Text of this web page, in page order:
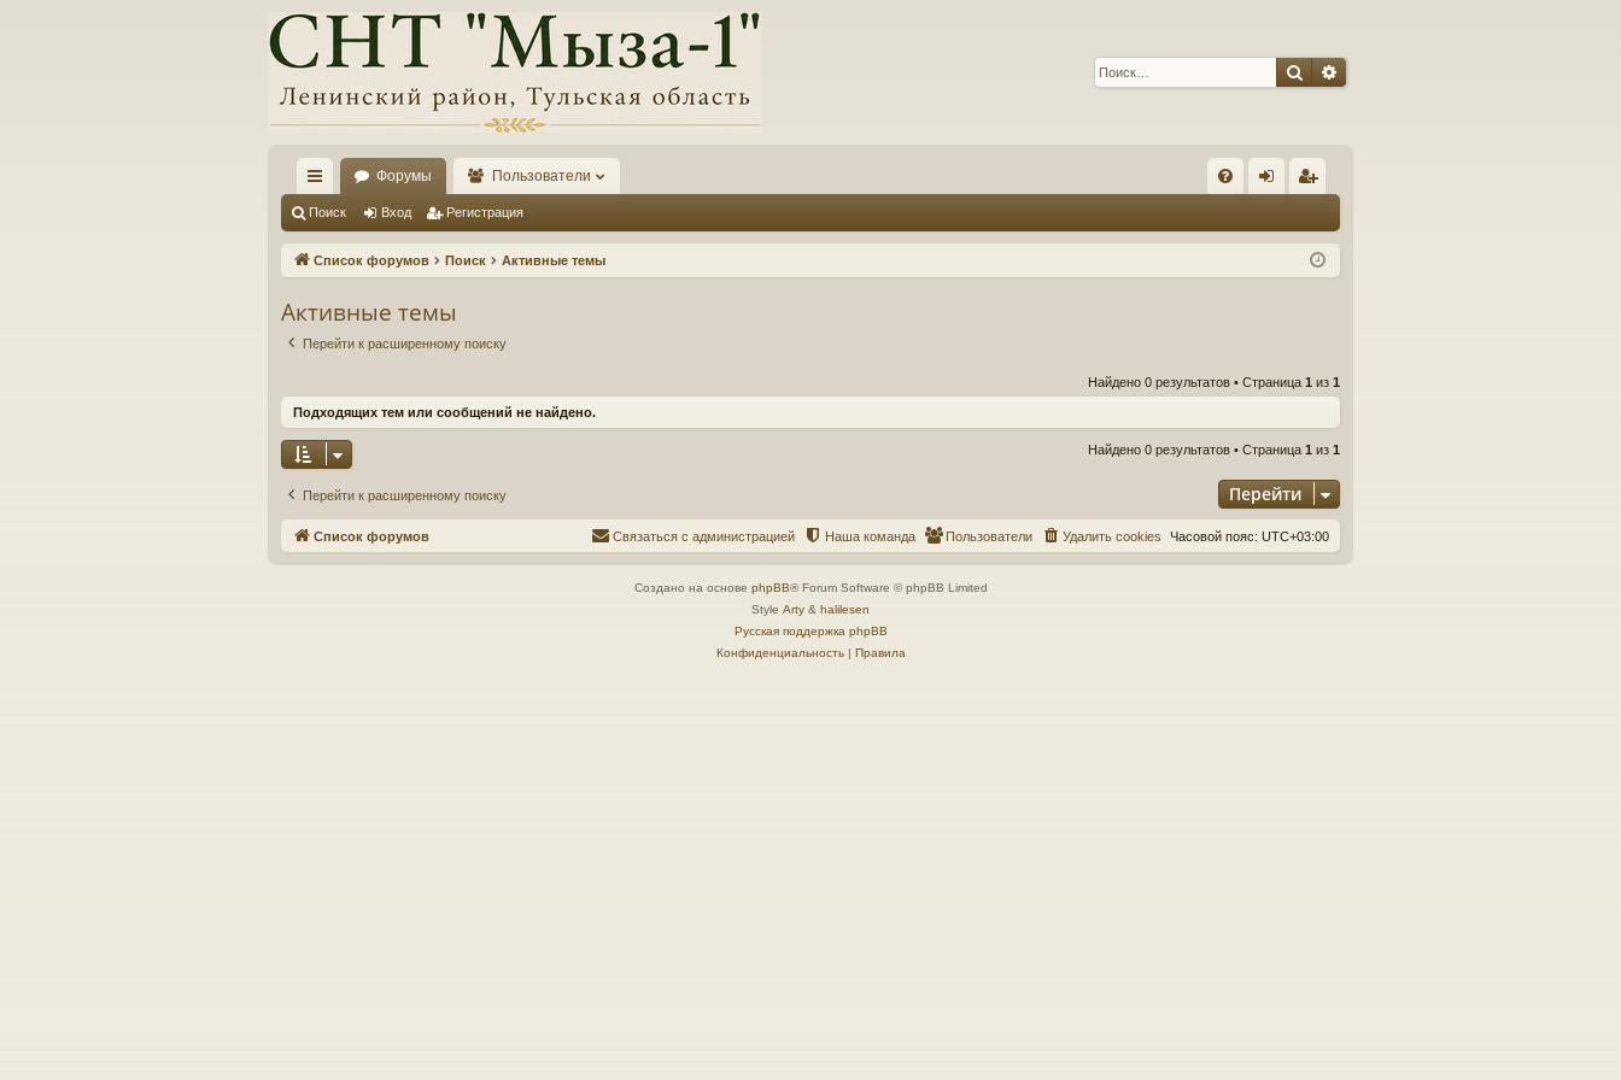
ПоискРасширенный поиск
с
ы
и
Форумы Пользователи
Q д ис
Поиск Вход Регистрация
Список форумов Поиск Активные темы
Активные темы
Перейти к расширенному поиску
Найдено 0 результатов • Страница 1 из 1
Подходящих тем или сообщений не найдено.
Найдено 0 результатов • Страница 1 из 1
Перейти к расширенному поиску Перейти
Список форумов Часовой пояс: UTC+03:00
Удалить cookies
Пользователи
Наша команда
Связаться с администрацией
Создано на основе phpBB® Forum Software © phpBB Limited
Style Arty & halilesen
Русская поддержка phpBB
Конфиденциальность| Правила